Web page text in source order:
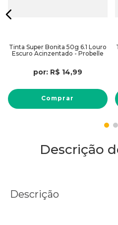
Tinta Super Bonita 50g 6.1 Louro
Escuro Acinzentado - Probelle
por: R$ 14,99
Comprar
Descrição
Descrição